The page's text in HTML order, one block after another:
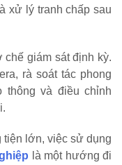
xử lý tranh chấp sau
giám sát định kỳ.
rà soát tác phong
thông và điều chỉnh
lớn, việc sử dụng
là một hướng đi